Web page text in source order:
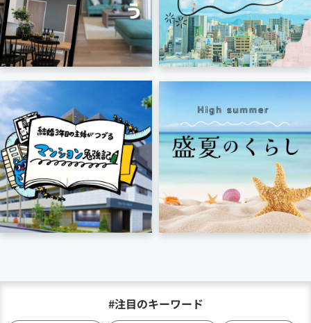
#注目のキーワード